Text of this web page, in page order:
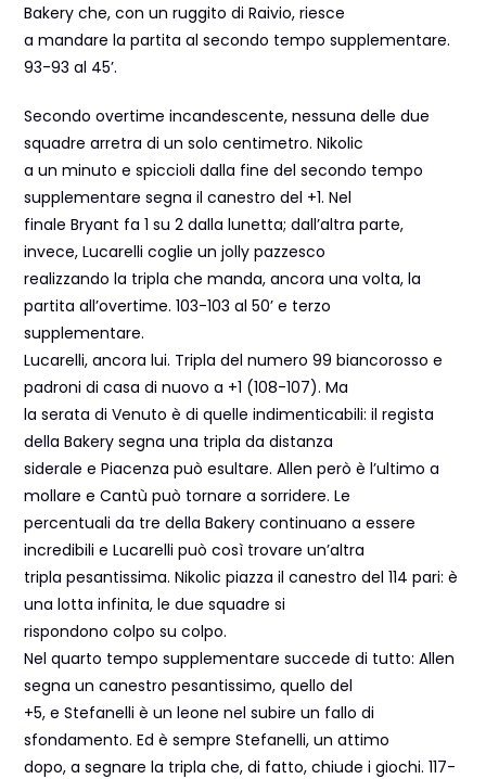
Bakery che, con un ruggito di Raivio, riesce
a mandare la partita al secondo tempo supplementare.
93-93 al 45’.
Secondo overtime incandescente, nessuna delle due
squadre arretra di un solo centimetro. Nikolic
a un minuto e spiccioli dalla fine del secondo tempo
supplementare segna il canestro del +1. Nel
finale Bryant fa 1 su 2 dalla lunetta; dall’altra parte,
invece, Lucarelli coglie un jolly pazzesco
realizzando la tripla che manda, ancora una volta, la
partita all’overtime. 103-103 al 50’ e terzo
supplementare.
Lucarelli, ancora lui. Tripla del numero 99 biancorosso e
padroni di casa di nuovo a +1 (108-107). Ma
la serata di Venuto è di quelle indimenticabili: il regista
della Bakery segna una tripla da distanza
siderale e Piacenza può esultare. Allen però è l’ultimo a
mollare e Cantù può tornare a sorridere. Le
percentuali da tre della Bakery continuano a essere
incredibili e Lucarelli può così trovare un’altra
tripla pesantissima. Nikolic piazza il canestro del 114 pari: è
una lotta infinita, le due squadre si
rispondono colpo su colpo.
Nel quarto tempo supplementare succede di tutto: Allen
segna un canestro pesantissimo, quello del
+5, e Stefanelli è un leone nel subire un fallo di
sfondamento. Ed è sempre Stefanelli, un attimo
dopo, a segnare la tripla che, di fatto, chiude i giochi. 117-